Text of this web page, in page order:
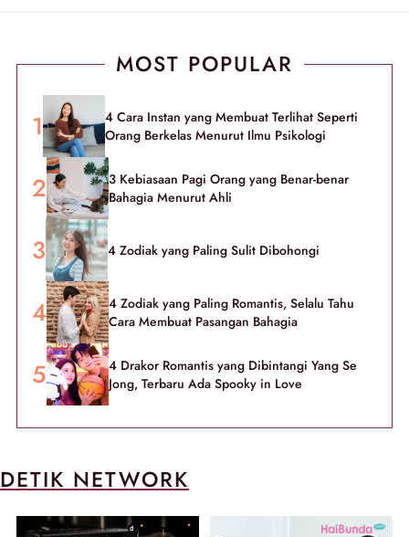
MOST POPULAR
4 Cara Instan yang Membuat Terlihat Seperti
Orang Berkelas Menurut Ilmu Psikologi
3 Kebiasaan Pagi Orang yang Benar-benar
Bahagia Menurut Ahli
4 Zodiak yang Paling Sulit Dibohongi
4 Zodiak yang Paling Romantis, Selalu Tahu
Cara Membuat Pasangan Bahagia
4 Drakor Romantis yang Dibintangi Yang Se
Jong, Terbaru Ada Spooky in Love
DETIK NETWORK